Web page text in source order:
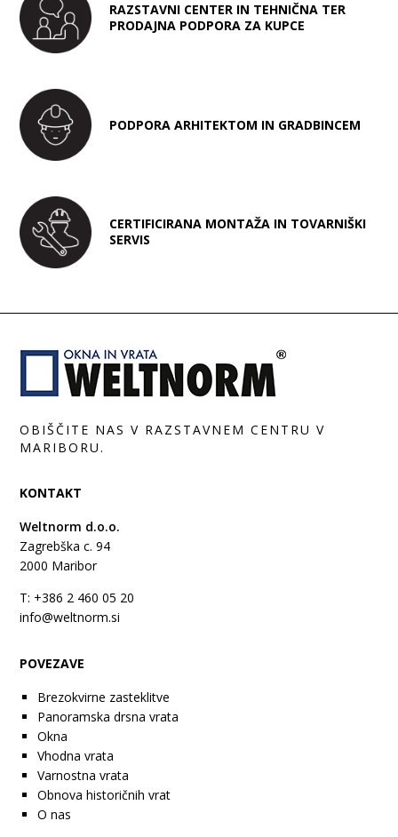
RAZSTAVNI CENTER IN TEHNIČNA TER
PRODAJNA PODPORA ZA KUPCE
PODPORA ARHITEKTOM IN GRADBINCEM
CERTIFICIRANA MONTAŽA IN TOVARNIŠKI
SERVIS
OBIŠČITE NAS V RAZSTAVNEM CENTRU V
MARIBORU.
KONTAKT
Weltnorm d.o.o.
Zagrebška c. 94
2000 Maribor
T: +386 2 460 05 20
info@weltnorm.si
POVEZAVE
Brezokvirne zasteklitve
Panoramska drsna vrata
Okna
Vhodna vrata
Varnostna vrata
Obnova historičnih vrat
O nas